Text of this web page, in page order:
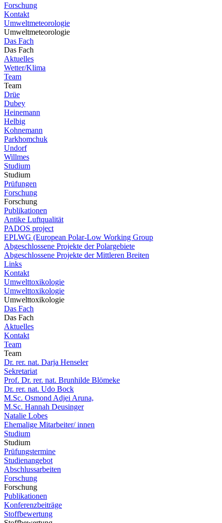
Forschung
Kontakt
Umweltmeteorologie
Umweltmeteorologie
Das Fach
Das Fach
Aktuelles
Wetter/Klima
Team
Team
Drüe
Dubey
Heinemann
Helbig
Kohnemann
Parkhomchuk
Undorf
Willmes
Studium
Studium
Prüfungen
Forschung
Forschung
Publikationen
Antike Luftqualität
PADOS project
EPLWG (European Polar-Low Working Group
Abgeschlossene Projekte der Polargebiete
Abgeschlossene Projekte der Mittleren Breiten
Links
Kontakt
Umwelttoxikologie
Umwelttoxikologie
Umwelttoxikologie
Das Fach
Das Fach
Aktuelles
Kontakt
Team
Team
Dr. rer. nat. Darja Henseler
Sekretariat
Prof. Dr. rer. nat. Brunhilde Blömeke
Dr. rer. nat. Udo Bock
M.Sc. Osmond Adjei Aruna,
M.Sc. Hannah Deusinger
Natalie Lobes
Ehemalige Mitarbeiter/ innen
Studium
Studium
Prüfungstermine
Studienangebot
Abschlussarbeiten
Forschung
Forschung
Publikationen
Konferenzbeiträge
Stoffbewertung